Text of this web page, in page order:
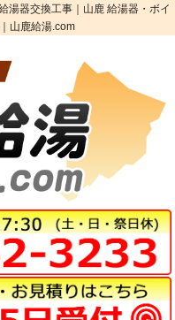
湯器交換工事｜山鹿 給湯器・ボイ
山鹿給湯.com